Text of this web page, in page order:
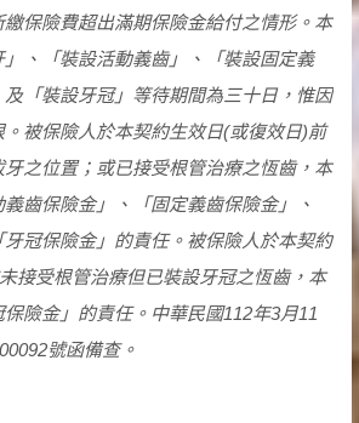
保險費超出滿期保險金給付之情形。本
、「裝設活動義齒」、「裝設固定義
「裝設牙冠」等待期間為三十日，惟因
被保險人於本契約生效日(或復效日)前
之位置；或已接受根管治療之恆齒，本
齒保險金」、「固定義齒保險金」、
牙冠保險金」的責任。被保險人於本契約
接受根管治療但已裝設牙冠之恆齒，本
險金」的責任。中華民國112年3月11
號函備查。